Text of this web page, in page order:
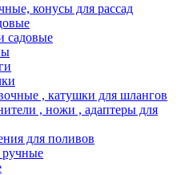
конусы для рассад
садовые
, катушки для шлангов
, ножи , адаптеры для
для поливов
ручные